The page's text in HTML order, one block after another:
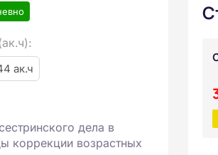
ак.ч
дела в
коррекции возрастных